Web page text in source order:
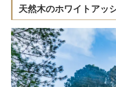
天然木のホワイトアッ